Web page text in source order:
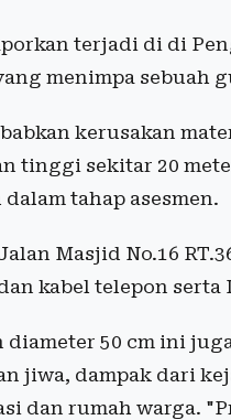
terjadi di di
menimpa sebuah
kerusakan
tinggi sekitar 20
tahap asesmen.
Masjid No.16
kabel telepon serta
50 cm ini
jiwa, dampak dari
dan rumah warga.